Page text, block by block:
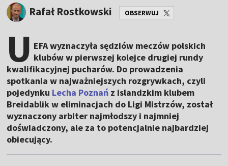
Rafał Rostkowski OBSERWUJ
U EFA wyznaczyła sędziów meczów polskich
klubów w pierwszej kolejce drugiej rundy
kwalifikacyjnej pucharów. Do prowadzenia
spotkania w najważniejszych rozgrywkach, czyli
pojedynku Lecha Poznań z islandzkim klubem
Breidablik w eliminacjach do Ligi Mistrzów, został
wyznaczony arbiter najmłodszy i najmniej
doświadczony, ale za to potencjalnie najbardziej
obiecujący.